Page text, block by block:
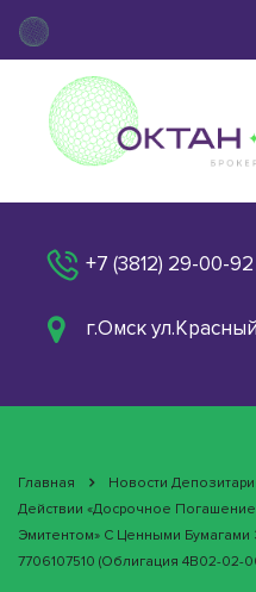
+7 (3812) 29-00-92
г.Омск
Главная Новости
Действии «Досрочное
Эмитентом» С Ценными
7706107510 (облигация 4B02-02-